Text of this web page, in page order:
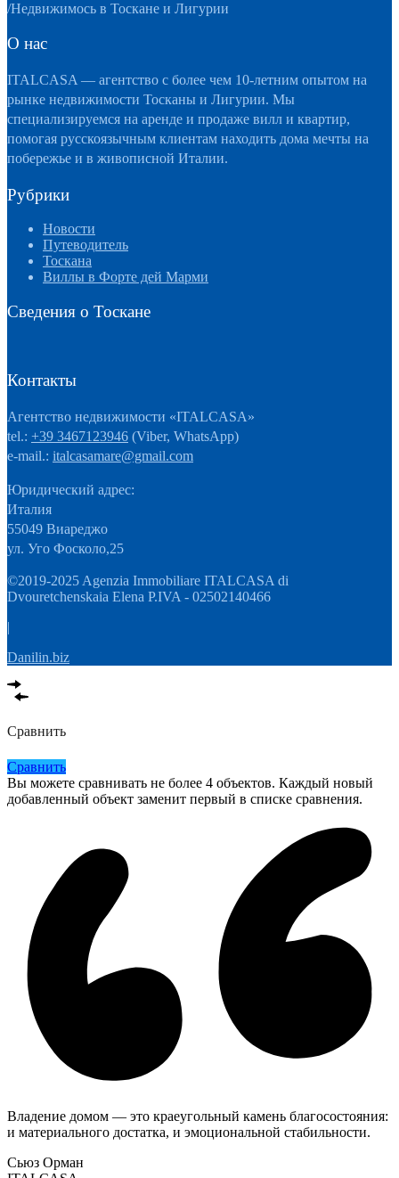
/Недвижимось в Тоскане и Лигурии
О нас
ITALCASA — агентство с более чем 10-летним опытом на
рынке недвижимости Тосканы и Лигурии. Мы
специализируемся на аренде и продаже вилл и квартир,
помогая русскоязычным клиентам находить дома мечты на
побережье и в живописной Италии.
Рубрики
Новости
Путеводитель
Тоскана
Виллы в Форте дей Марми
Сведения о Тоскане
Контакты
Агентство недвижимости «ITALCASA»
tel.: +39 3467123946 (Viber, WhatsApp)
e-mail.: italcasamare@gmail.com
Юридический адрес:
Италия
55049 Виареджо
ул. Уго Фосколо,25
©2019-2025 Agenzia Immobiliare ITALCASA di
Dvouretchenskaia Elena P.IVA - 02502140466
|
Danilin.biz
Сравнить
Сравнить
Вы можете сравнивать не более 4 объектов. Каждый новый
добавленный объект заменит первый в списке сравнения.
Владение домом — это краеугольный камень благосостояния:
и материального достатка, и эмоциональной стабильности.
Сьюз Орман